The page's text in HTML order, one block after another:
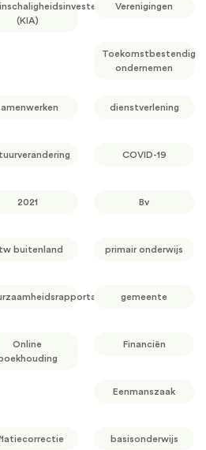
(KIA)
Verenigingen
Toekomstbestendig
ondernemen
dienstverlening
COVID-19
2021 Bv
buitenland primair onderwijs
gemeente
Online
boekhouding
Financiën
Eenmanszaak
basisonderwijs